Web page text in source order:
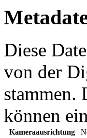
Diese
von der
stammen.
können
Kameraausrichtung